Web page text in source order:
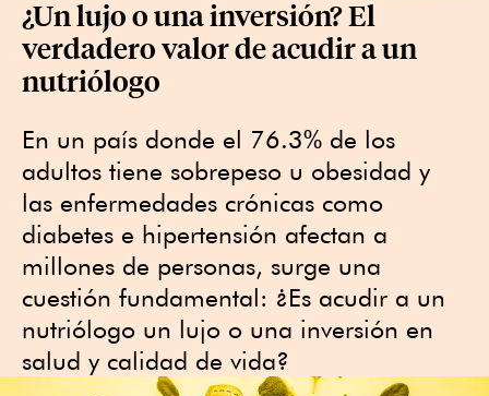
¿Un lujo o una inversión? El
verdadero valor de acudir a un
nutriólogo
En un país donde el 76.3% de los
adultos tiene sobrepeso u obesidad y
las enfermedades crónicas como
diabetes e hipertensión afectan a
millones de personas, surge una
cuestión fundamental: ¿Es acudir a un
nutriólogo un lujo o una inversión en
salud y calidad de vida?